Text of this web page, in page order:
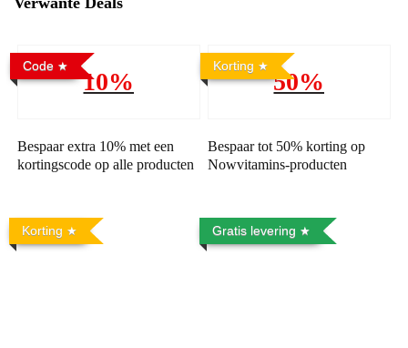
Code
10%
Bespaar extra 10% met een
kortingscode op alle producten
Korting
50%
Bespaar tot 50% korting op
Nowvitamins-producten
Korting Gratis levering